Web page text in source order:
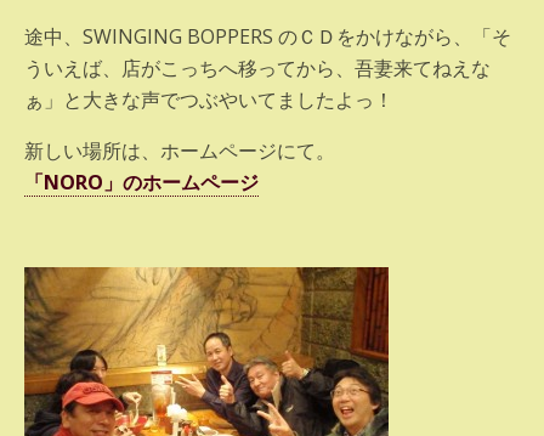
途中、SWINGING BOPPERS のＣＤをかけながら、「そ
ういえば、店がこっちへ移ってから、吾妻来てねえな
ぁ」と大きな声でつぶやいてましたよっ！
新しい場所は、ホームページにて。
「NORO」のホームページ